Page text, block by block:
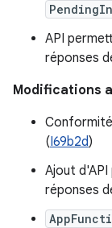
API
réponses
Modifications
(I69b2d)
Ajout
réponses